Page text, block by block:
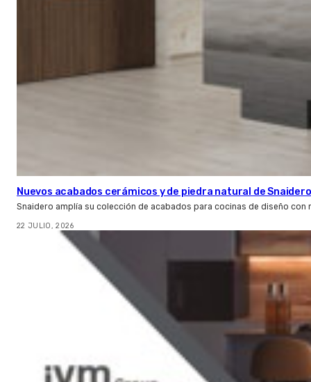
Nuevos acabados cerámicos y de piedra natural de Snaidero
Snaidero amplía su colección de acabados para cocinas de diseño
22 JULIO, 2026